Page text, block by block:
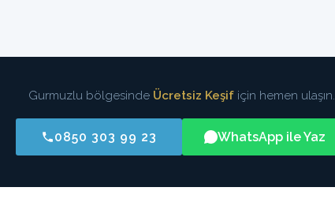
Gurmuzlu bölgesinde Ücretsiz Keşifiçin hemen ulaşın.
0850 303 99 23 WhatsApp ile Yaz